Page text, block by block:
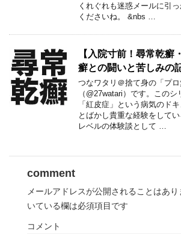
くれぐれも迷惑メールに引
くださいね。 &nbs …
【入院寸前！尋常乾癬
癬との闘いと苦しみの
つなワタリ＠捨て身の「プロ
（@27watari）です。このシ
「紅皮症」という病気のド
とばかし貴重な経験をして
レベルの体験談として …
comment
メールアドレスが公開されることはあり
いている欄は必須項目です
コメント